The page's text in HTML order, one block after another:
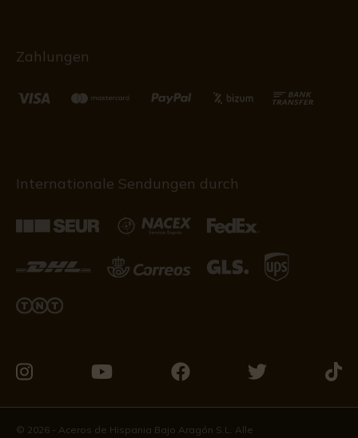
Zahlungen
Internationale Sendungen durch
Sie
uns
Sie
uns
Sie
uns
Sie
uns
Sie
© 2026 - Aceros de Hispania Bajo Aragón S.L. Alle